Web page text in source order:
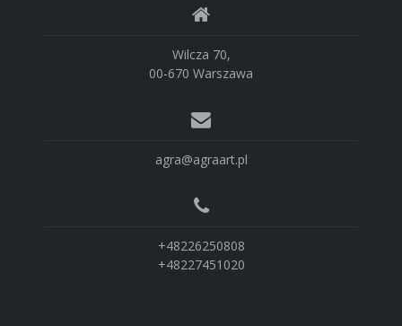
Wilcza 70,
00-670 Warszawa
agra@agraart.pl
+48226250808
+48227451020